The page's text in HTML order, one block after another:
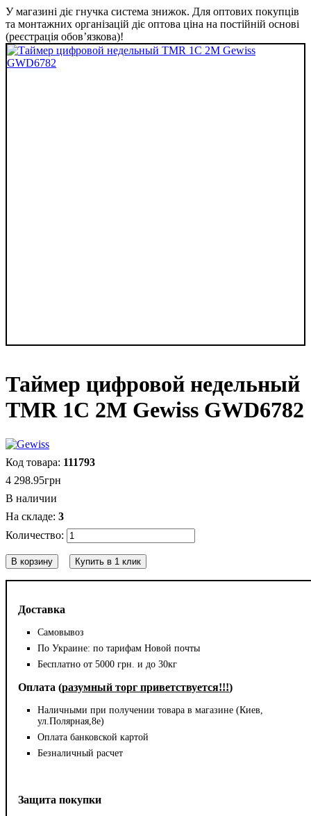
У магазині діє гнучка система знижок. Для оптових покупців
та монтажних організацій діє оптова ціна на постійній основі
(реєстрація обов’язкова)!
Таймер цифровой недельный
TMR 1C 2M Gewiss GWD6782
Доставка
Самовывоз
По Украине: по тарифам Новой почты
Бесплатно от 5000 грн. и до 30кг
Оплата (разумный торг приветствуется!!!)
Наличными при получении товара в магазине (Киев,
ул.Полярная,8е)
Оплата банковской картой
Безналичный расчет
Защита покупки
111793
4 298.95грн
В наличии
3
В корзину Купить в 1 клик